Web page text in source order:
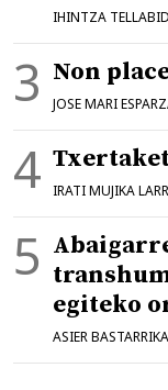
IHINTZA
Non
JOSE MARI
IRATI MUJIKA
egiteko
ASIER